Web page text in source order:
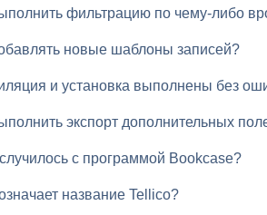
фильтрацию по чему-либо
новые шаблоны записей?
и установка выполнены без
экспорт дополнительных
с программой Bookcase?
название Tellico?